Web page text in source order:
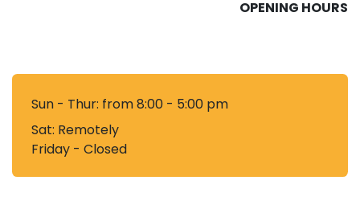
OPENING HOURS
Sun - Thur: from 8:00 - 5:00 pm
Sat:​ Remotely
Friday - Closed